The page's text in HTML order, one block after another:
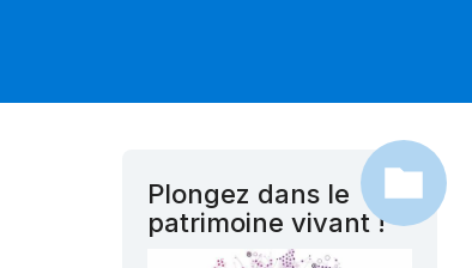
Plongez dans le
patrimoine vivant !